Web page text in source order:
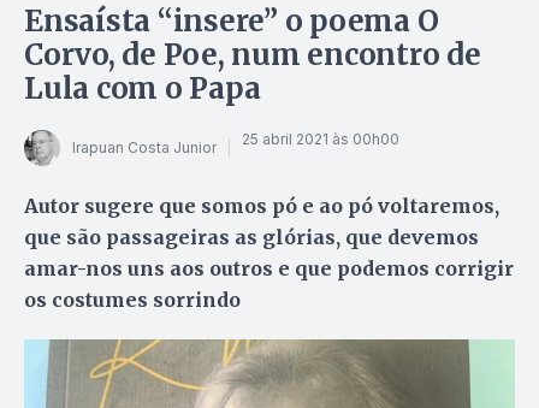
Ensaísta “insere” o poema O
Corvo, de Poe, num encontro de
Lula com o Papa
Irapuan Costa Junior 25 abril 2021 às 00h00
Autor sugere que somos pó e ao pó voltaremos,
que são passageiras as glórias, que devemos
amar-nos uns aos outros e que podemos corrigir
os costumes sorrindo